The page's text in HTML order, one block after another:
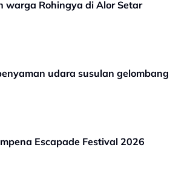
warga Rohingya di Alor Setar
udara susulan gelombang
Escapade Festival 2026